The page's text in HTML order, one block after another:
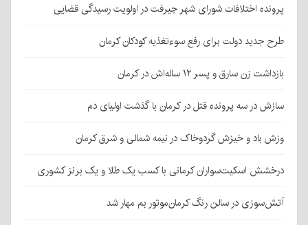
پرونده اختلافات شورای شهر جیرفت در اولویت رسیدگی قضایی
طرح جدید دولت برای رفع سوءتغذیه کودکان کرمان
بازداشت زن سارق و پسر ۱۲ ساله‌اش در کرمان
سازش در سه پرونده قتل در کرمان با گذشت اولیای دم
وزش باد و خیزش گردوخاک در نیمه شمالی و شرق کرمان
درخشش اسکیت‌سواران کرمانی با کسب یک طلا و یک برنز کشوری
آتش‌سوزی در سالن رنگ کرمان‌موتور بم مهار شد